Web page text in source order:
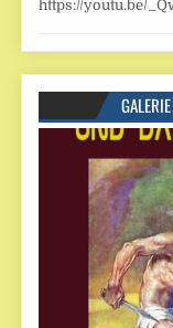
https://youtu.be/